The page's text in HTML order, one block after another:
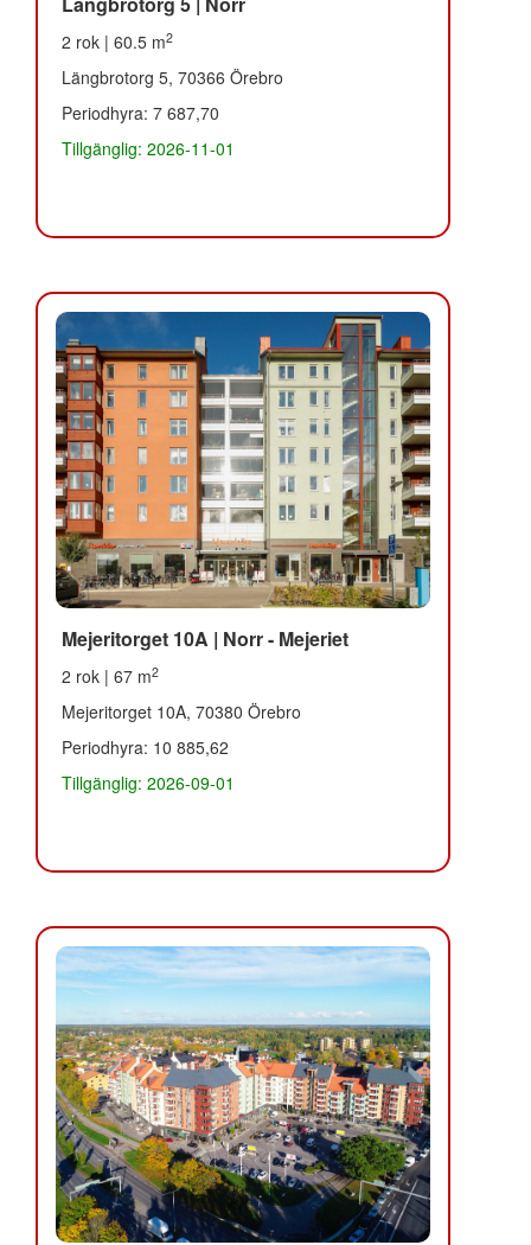
2 rok | 60.5 m2
Längbrotorg 5, 70366 Örebro
Periodhyra: 7 687,70
Tillgänglig: 2026-11-01
Mejeritorget 10A | Norr - Mejeriet
2 rok | 67 m2
Mejeritorget 10A, 70380 Örebro
Periodhyra: 10 885,62
Tillgänglig: 2026-09-01